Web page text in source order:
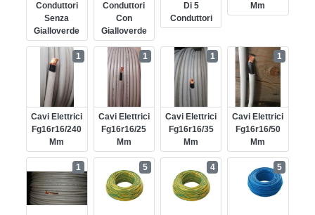
Conduttori
Senza
Gialloverde
Conduttori
Con
Gialloverde
Di 5
Conduttori
Mm
Cavi Elettrici
Fg16r16/240
Mm
1
Cavi Elettrici
Fg16r16/25
Mm
1
Cavi Elettrici
Fg16r16/35
Mm
1
Cavi Elettrici
Fg16r16/50
Mm
1
1 5 4 5